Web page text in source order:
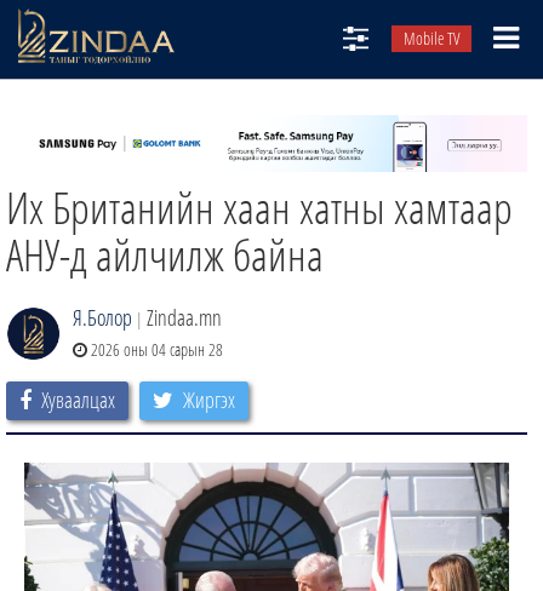
Mobile TV
ТВ8
ӨГЛӨӨНИЙ СОНИН
АУДИО ЗОХИОЛ
ЗИНДАА СЭТГҮҮЛ
Их Британийн хаан хатны хамтаар
АНУ-д айлчилж байна
Я.Болор | Zindaa.mn
2026 оны 04 сарын 28
Хуваалцах Жиргэх